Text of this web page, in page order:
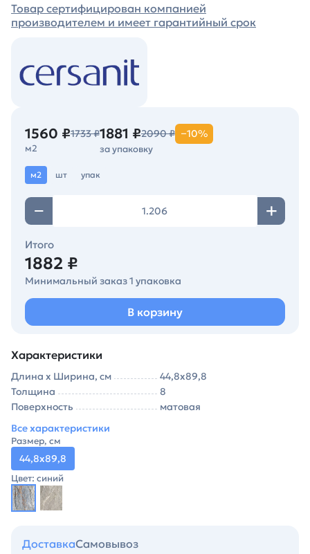
Товар сертифицирован компанией
производителем и имеет гарантийный срок
1560 ₽1733 ₽
м2
1881 ₽2090 ₽ −10%
за упаковку
м2 шт упак
Итого
1882 ₽
Минимальный заказ 1 упаковка
В корзину
Характеристики
Длина х Ширина, см
44,8х89,8
Толщина
8
Поверхность
матовая
Все характеристики
Размер, см
44,8х89,8
Цвет: синий
ДоставкаСамовывоз